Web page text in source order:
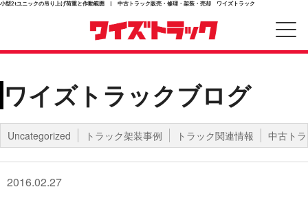
小型2tユニックの吊り上げ荷重と作動範囲 | 中古トラック販売・修理・架装・売却 ワイズトラック
ワイズトラックブログ
Uncategorized トラック架装事例 トラック関連情報 中古ト
2016.02.27